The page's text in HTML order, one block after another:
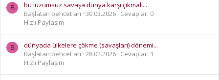
B
bu lüzumsuz savaşa dünya karşı çıkmalı...
Başlatan behcet arı 30.03.2026 Cevaplar: 0
Hızlı Paylaşım
B
dünyada ülkelere çökme (savaşları) dönemi...
Başlatan behcet arı 28.02.2026 Cevaplar: 1
Hızlı Paylaşım